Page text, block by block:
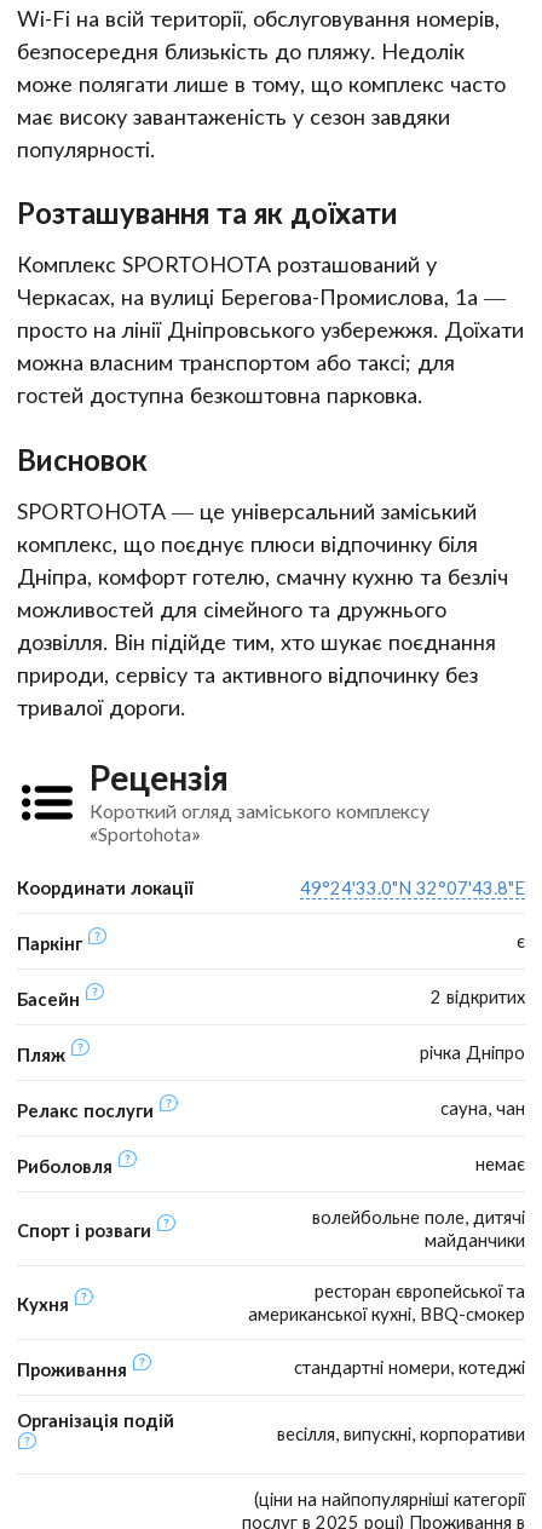
Wi-Fi на всій території, обслуговування номерів,
безпосередня близькість до пляжу. Недолік
може полягати лише в тому, що комплекс часто
має високу завантаженість у сезон завдяки
популярності.
Розташування та як доїхати
Комплекс SPORTOHOTA розташований у
Черкасах, на вулиці Берегова-Промислова, 1а —
просто на лінії Дніпровського узбережжя. Доїхати
можна власним транспортом або таксі; для
гостей доступна безкоштовна парковка.
Висновок
SPORTOHOTA — це універсальний заміський
комплекс, що поєднує плюси відпочинку біля
Дніпра, комфорт готелю, смачну кухню та безліч
можливостей для сімейного та дружнього
дозвілля. Він підійде тим, хто шукає поєднання
природи, сервісу та активного відпочинку без
тривалої дороги.
Рецензія
Короткий огляд заміського комплексу
«Sportohota»
Координати локації 49°24'33.0"N 32°07'43.8"E
Паркінг є
Басейн 2 відкритих
Пляж річка Дніпро
Релакс послуги сауна, чан
Риболовля немає
Спорт і розваги
волейбольне поле, дитячі
майданчики
Кухня
ресторан європейської та
американської кухні, BBQ-смокер
Проживання стандартні номери, котеджі
Організація подій
весілля, випускні, корпоративи
(ціни на найпопулярніші категорії
послуг в 2025 році) Проживання в